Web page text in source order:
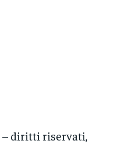
– diritti riservati,